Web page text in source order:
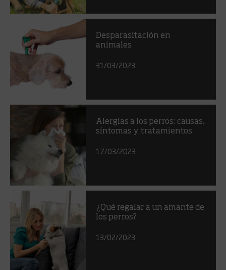
Desparasitación en
animales
31/03/2023
Alergias a los perros: causas,
síntomas y tratamientos
17/03/2023
¿Qué regalar a un amante de
los perros?
13/02/2023